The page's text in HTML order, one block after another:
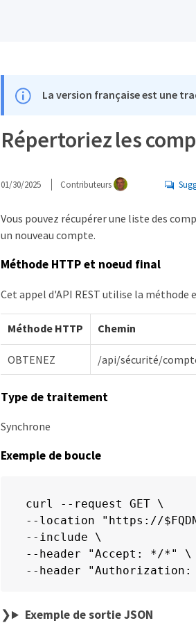
La version française est une
Répertoriez les
01/30/2025 Contributeurs
Vous pouvez récupérer une liste des
un nouveau compte.
Méthode HTTP et noeud final
Cet appel d'API REST utilise la
Méthode HTTP Chemin
OBTENEZ /api/sécurité/
Type de traitement
Synchrone
Exemple de boucle
curl --request GET \
--location "https://
--include \
--header "Accept: */*" \
--header "Authorization:
Exemple de sortie JSON